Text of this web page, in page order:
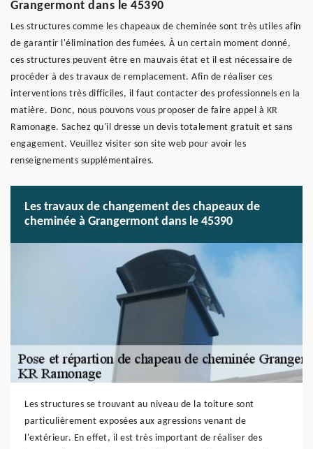
Grangermont dans le 45390
Les structures comme les chapeaux de cheminée sont très utiles afin
de garantir l'élimination des fumées. À un certain moment donné,
ces structures peuvent être en mauvais état et il est nécessaire de
procéder à des travaux de remplacement. Afin de réaliser ces
interventions très difficiles, il faut contacter des professionnels en la
matière. Donc, nous pouvons vous proposer de faire appel à KR
Ramonage. Sachez qu'il dresse un devis totalement gratuit et sans
engagement. Veuillez visiter son site web pour avoir les
renseignements supplémentaires.
Les travaux de changement des chapeaux de
cheminée à Grangermont dans le 45390
Les structures se trouvant au niveau de la toiture sont
particulièrement exposées aux agressions venant de
l'extérieur. En effet, il est très important de réaliser des